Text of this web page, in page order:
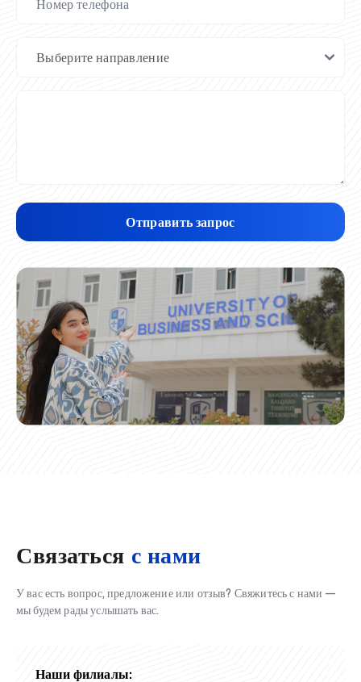
Отправить запрос
Связаться с нами
У вас есть вопрос, предложение или отзыв? Свяжитесь с нами —
мы будем рады услышать вас.
Наши филиалы: